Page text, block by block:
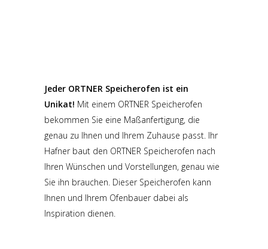
Jeder ORTNER Speicherofen ist ein
Unikat! Mit einem ORTNER Speicherofen
bekommen Sie eine Maßanfertigung, die
genau zu Ihnen und Ihrem Zuhause passt. Ihr
Hafner baut den ORTNER Speicherofen nach
Ihren Wünschen und Vorstellungen, genau wie
Sie ihn brauchen. Dieser Speicherofen kann
Ihnen und Ihrem Ofenbauer dabei als
Inspiration dienen.